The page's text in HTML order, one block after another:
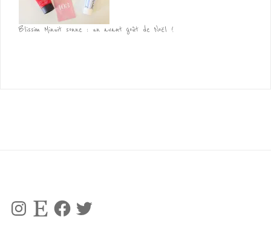
Blissim Minuit sonne : un avant goût de Noël !
Instagram
Etsy Facebook
Twitter